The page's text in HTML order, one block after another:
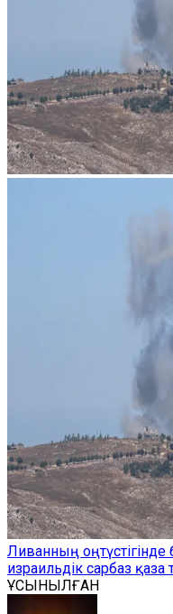
Ливанның
израильдік сарбаз қаза
ҰСЫНЫЛҒАН